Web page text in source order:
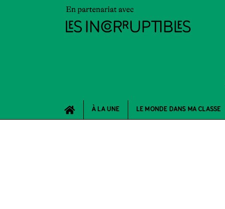
À LA UNE LE MONDE DANS MA CLASSE